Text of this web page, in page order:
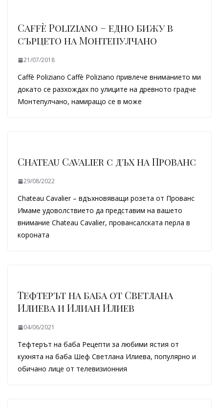
Caffè Poliziano – едно бижу в
сърцето на Монтепулчано
21/07/2018
Caffè Poliziano Caffè Poliziano привлече вниманието ми
докато се разхождах по улиците на древното градче
Монтепулчано, намиращо се в може
Chateau Cavalier с дъх на Прованс
29/08/2022
Chateau Cavalier – вдъхновяващи розета от Прованс
Имаме удоволствието да представим на вашето
внимание Chateau Cavalier, провансалската перла в
короната
Тефтерът на баба от Светлана
Илиева и Илиан Илиев
04/06/2021
Тефтерът на баба Рецепти за любими ястия от
кухнята на баба Шеф Светлана Илиева, популярно и
обичано лице от телевизионния